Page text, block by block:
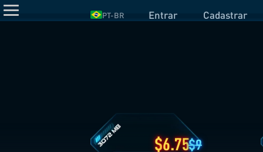
PT-BR Entrar Cadastrar